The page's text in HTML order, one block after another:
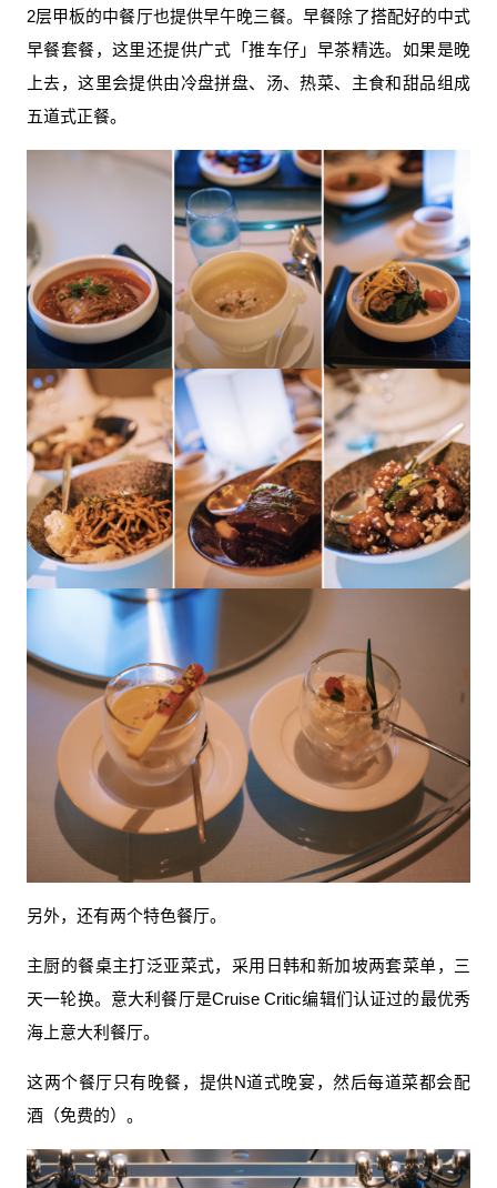
2层甲板的中餐厅也提供早午晚三餐。早餐除了搭配好的中式
早餐套餐，这里还提供广式「推车仔」早茶精选。如果是晚
上去，这里会提供由冷盘拼盘、汤、热菜、主食和甜品组成
五道式正餐。
另外，还有两个特色餐厅。
主厨的餐桌主打泛亚菜式，采用日韩和新加坡两套菜单，三
天一轮换。意大利餐厅是Cruise Critic编辑们认证过的最优秀
海上意大利餐厅。
这两个餐厅只有晚餐，提供N道式晚宴，然后每道菜都会配
酒（免费的）。